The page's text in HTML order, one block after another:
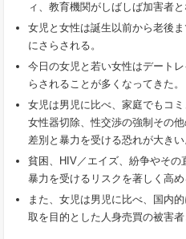
ィ、教育機関がしばしば加害者と
女児と女性は誕生以前から老後
にさらされる。
今日の女児と若い女性はデート
らされることが多くなってきた。
女児は男児に比べ、家庭でもコ
女性器切除、性交渉の強制その
差別と暴力を受ける恐れが大きい
貧困、HIV／エイズ、紛争やそ
暴力を受けるリスクを著しく高め
また、女児は男児に比べ、国内
取を目的とした人身売買の被害者